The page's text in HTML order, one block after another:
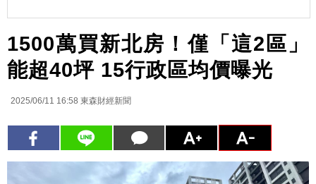
1500萬買新北房！僅「這2區」
能超40坪 15行政區均價曝光
2025/06/11 16:58 東森財經新聞